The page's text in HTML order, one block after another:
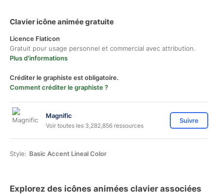
Clavier icône animée gratuite
Licence Flaticon
Gratuit pour usage personnel et commercial avec attribution.
Plus d'informations
Créditer le graphiste est obligatoire.
Comment créditer le graphiste ?
Magnific
Voir toutes les 3,282,856 ressources
Suivre
Style: Basic Accent Lineal Color
Explorez des icônes animées clavier associées